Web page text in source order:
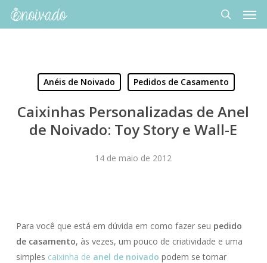
Skip
search
Anéis de Noivado Pedidos de Casamento
Caixinhas Personalizadas de Anel
de Noivado: Toy Story e Wall-E
14 de maio de 2012
Para você que está em dúvida em como fazer seu pedido
de casamento, às vezes, um pouco de criatividade e uma
simples caixinha de anel de noivado podem se tornar